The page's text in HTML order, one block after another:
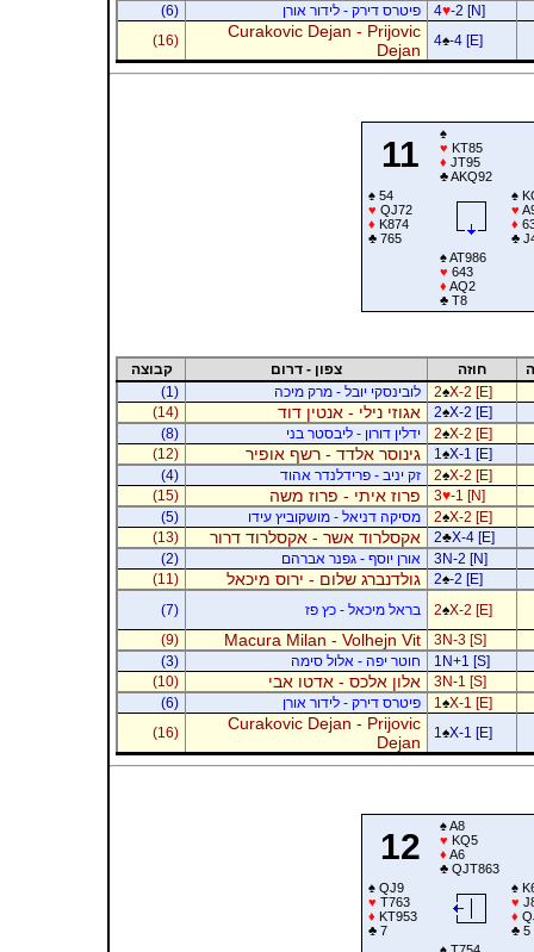
4♥-2 [N] פיטרס דירק - לידור אורן
(6)
4♠-4 [E]
Curakovic Dejan - Prijovic
Dejan
(16)
11
♠
♥ KT85
♦ JT95
♣AKQ92
♠54
♥ QJ72
♦ K874
♣765
♠
♥
♦
♣
♠AT986
♥ 643
♦ AQ2
♣T8
חוזה צפון - דרום
קבוצה
2♠X-2 [E] לובינסקי יובל - מרק מיכה
(1)
2♠X-2 [E] אגוזי נילי - אנטין דוד
(14)
2♠X-2 [E] ידלין דורון - ליבסטר בני
(8)
1 ♠X-1 [E] גינוסר אלדד - רשף אופיר
(12)
2♠X-2 [E] זק יניב - פרידלנדר אהוד
(4)
3♥-1 [N] פרוז איתי - פרוז משה
(15)
2♠X-2 [E] מסיקה דניאל - מושקוביץ עידו
(5)
2♣X-4 [E] אקסלרוד אשר - אקסלרוד דרור
(13)
3N-2 [N]
אורן יוסף - גפנר אברהם
(2)
2♠-2 [E] גולדנברג שלום - ירוס מיכאל
(11)
2♠X-2 [E] בראל מיכאל - כץ פז
(7)
3N-3 [S]
Macura Milan - Volhejn Vit
(9)
1N+1 [S]
חוטר יפה - אלול סימה
(3)
3N-1 [S]
אלון אלכס - אדטו אבי
(10)
1 ♠X-1 [E] פיטרס דירק - לידור אורן
(6)
1 ♠X-1 [E]
Curakovic Dejan - Prijovic
Dejan
(16)
12
♠A8
♥ KQ5
♦ A6
♣QJT863
♠QJ9
♥ T763
♦ KT953
♣7
♠
♥
♦
♣5